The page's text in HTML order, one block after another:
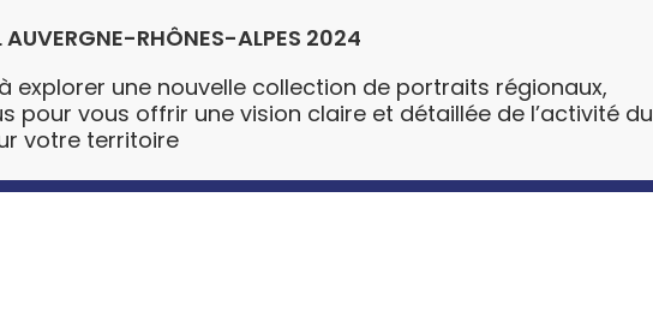
AUVERGNE-RHÔNES-ALPES 2024
à explorer une nouvelle collection de portraits régionaux,
pour vous offrir une vision claire et détaillée de l’activité du
votre territoire